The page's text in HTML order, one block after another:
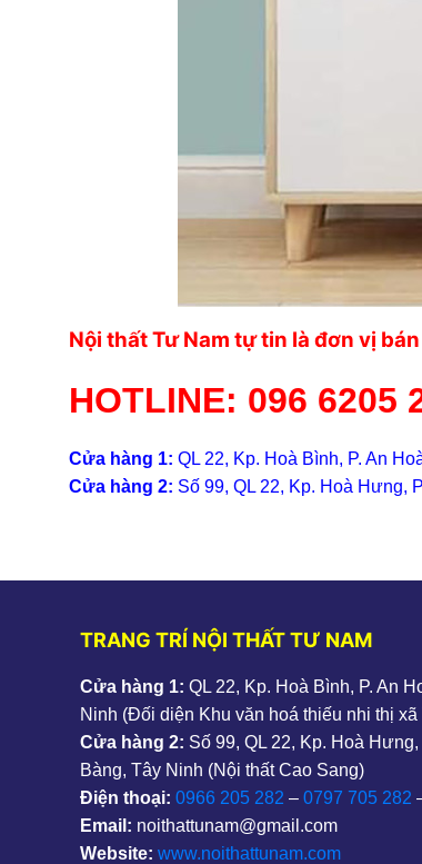
Nội thất Tư Nam tự tin là đơn vị
HOTLINE: 096 6205
Cửa hàng 1: QL 22, Kp. Hoà Bình, P. An
Cửa hàng 2: Số 99, QL 22, Kp. Hoà Hưng,
TRANG TRÍ NỘI THẤT TƯ NAM
Cửa hàng 1: QL 22, Kp. Hoà Bình, P. An
Ninh (Đối diện Khu văn hoá thiếu nhi thị xã
Cửa hàng 2: Số 99, QL 22, Kp. Hoà
Bàng, Tây Ninh (Nội thất Cao Sang)
Điện thoại: 0966 205 282 – 0797 705 282
Email: noithattunam@gmail.com
Website: www.noithattunam.com